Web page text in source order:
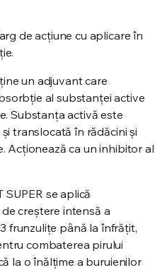
de acțiune cu aplicare în
un adjuvant care
al substanței active
Substanța activă este
translocată în rădăcini și
Acționează ca un inhibitor al
SUPER se aplică
creștere intensă a
frunzulițe până la înfrățit,
combaterea pirului
la o înălțime a buruienilor